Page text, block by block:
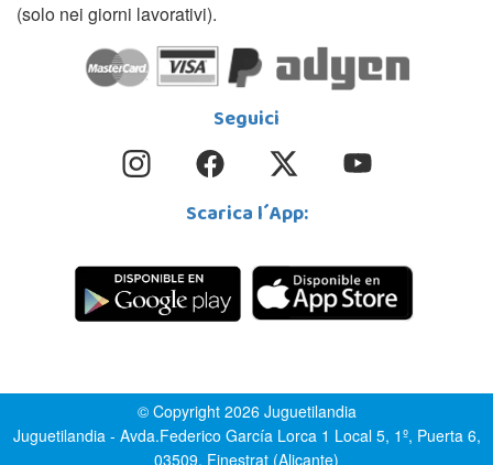
(solo nei giorni lavorativi).
Seguici
Scarica l´App:
© Copyright 2026 Juguetilandia
Juguetilandia - Avda.Federico García Lorca 1 Local 5, 1º, Puerta 6,
03509, Finestrat (Alicante)